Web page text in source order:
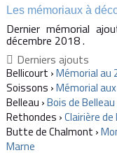
Les mémoriaux à
Dernier mémorial
décembre 2018 .
Derniers ajouts
Bellicourt ›Mémorial au
Soissons ›Mémorial
Belleau ›Bois de Belleau
Rethondes ›Clairière
Butte de Chalmont ›
Marne